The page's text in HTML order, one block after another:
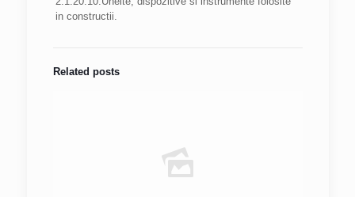
in constructii.
Related posts